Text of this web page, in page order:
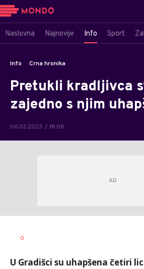
Naslovna Najnovije Info Sport
Info Crna hronika
Pretukli kradljivca
zajedno s njim
06.02.2023. / 18:08
AUTOR
0
U Gradišci su uhapšena četiri